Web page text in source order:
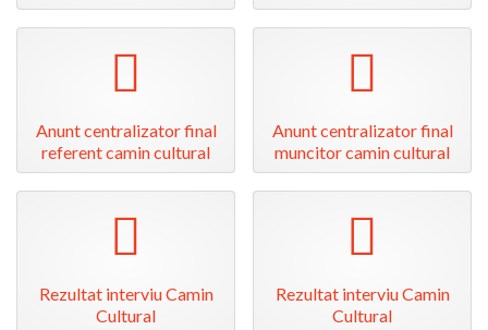
Anunt centralizator final
referent camin cultural
Anunt centralizator final
muncitor camin cultural
Rezultat interviu Camin
Cultural
Rezultat interviu Camin
Cultural